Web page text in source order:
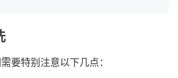
要特别注意以下几点：